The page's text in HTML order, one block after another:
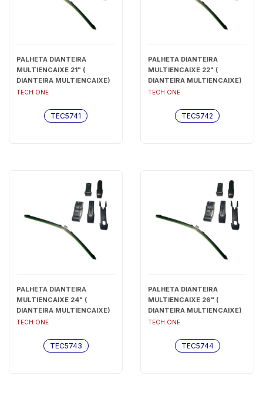
PALHETA DIANTEIRA
MULTIENCAIXE 21" (
DIANTEIRA MULTIENCAIXE)
- TEC5741
TECH ONE
TEC5741
PALHETA DIANTEIRA
MULTIENCAIXE 22" (
DIANTEIRA MULTIENCAIXE)
- TEC5742
TECH ONE
TEC5742
PALHETA DIANTEIRA
MULTIENCAIXE 24" (
DIANTEIRA MULTIENCAIXE)
- TEC5743
TECH ONE
TEC5743
PALHETA DIANTEIRA
MULTIENCAIXE 26" (
DIANTEIRA MULTIENCAIXE)
- TEC5744
TECH ONE
TEC5744